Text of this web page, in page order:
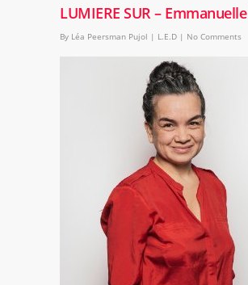
LUMIERE SUR –
By Léa Peersman Pujol | L.E.D | No Comments